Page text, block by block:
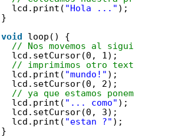
lcd.print( "Hola ..." );
}
void
loop() {
// Nos movemos al siguiente
lcd.setCursor(0, 1);
// imprimimos otro texto
lcd.print( "mundo!" );
lcd.setCursor(0, 2);
// ya que estamos ponemos mas
lcd.print( "... como" );
lcd.setCursor(0, 3);
lcd.print( "estan ?" );
}